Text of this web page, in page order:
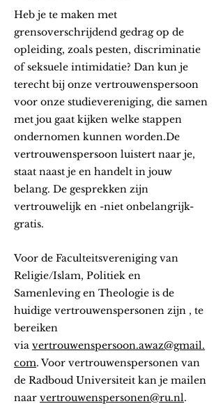
Heb je te maken met
grensoverschrijdend gedrag op de
opleiding, zoals pesten, discriminatie
of seksuele intimidatie? Dan kun je
terecht bij onze vertrouwenspersoon
voor onze studievereniging, die samen
met jou gaat kijken welke stappen
ondernomen kunnen worden.De
vertrouwenspersoon luistert naar je,
staat naast je en handelt in jouw
belang. De gesprekken zijn
vertrouwelijk en -niet onbelangrijk-
gratis.
Voor de Faculteitsvereniging van
Religie/Islam, Politiek en
Samenleving en Theologie is de
huidige vertrouwenspersonen zijn , te
bereiken
via vertrouwenspersoon.awaz@gmail.
com. Voor vertrouwenspersonen van
de Radboud Universiteit kan je mailen
naar vertrouwenspersonen@ru.nl.